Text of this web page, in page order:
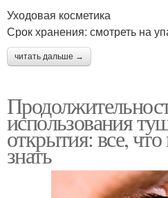
Уходовая косметика
Срок хранения: смотреть на
читать дальше →
использования
открытия: все,
знать